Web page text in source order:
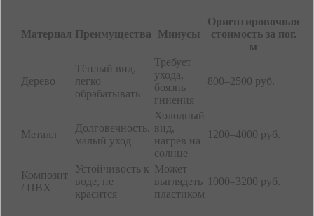
Материал Преимущества Минусы
Ориентировочная
стоимость за пог.
м
Дерево
Тёплый вид,
легко
обрабатывать
Требует
ухода,
боязнь
гниения
800–2500 руб.
Металл
Долговечность,
малый уход
Холодный
вид,
нагрев на
солнце
1200–4000 руб.
Композит
/ ПВХ
Устойчивость к
воде, не
красится
Может
выглядеть
пластиком
1000–3200 руб.